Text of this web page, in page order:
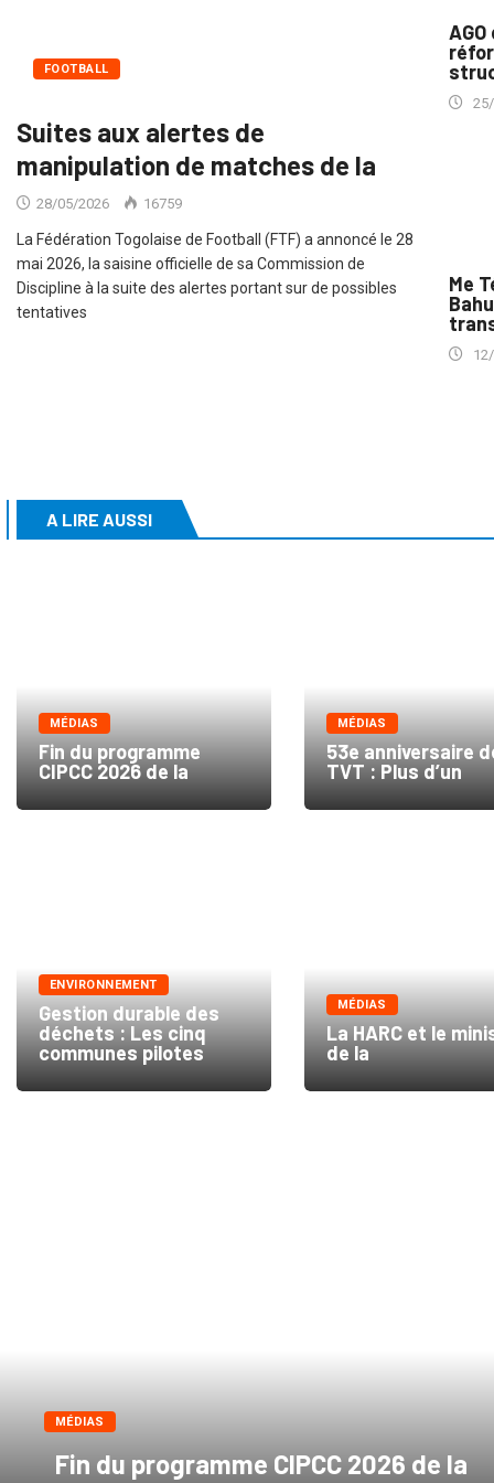
FOOTBALL
Suites aux alertes de
manipulation de matches de la
28/05/2026 16759
La Fédération Togolaise de Football (FTF) a annoncé le 28
mai 2026, la saisine officielle de sa Commission de
Discipline à la suite des alertes portant sur de possibles
tentatives
Me
A LIRE AUSSI
MÉDIAS
Fin du programme
CIPCC 2026 de la
MÉDIAS
53e anniversaire
TVT : Plus d’un
ENVIRONNEMENT
Gestion durable des
déchets : Les cinq
communes pilotes
MÉDIAS
La HARC et le
de la
MÉDIAS
Fin du programme CIPCC 2026 de la